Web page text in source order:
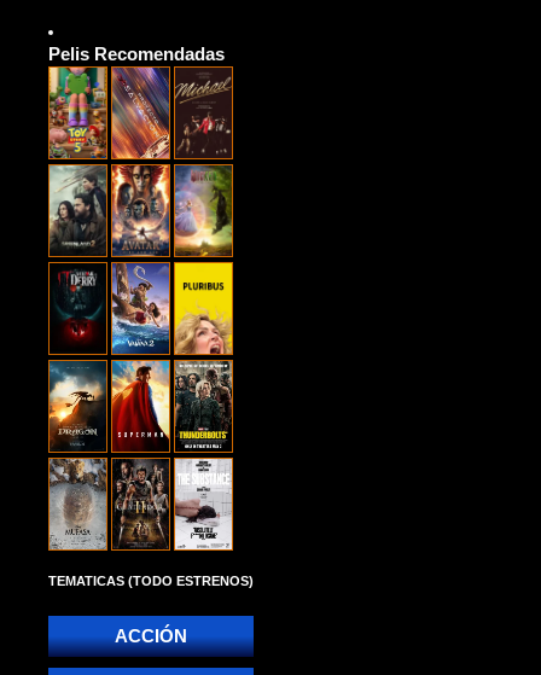
Pelis Recomendadas
TEMATICAS (TODO ESTRENOS)
ACCIÓN